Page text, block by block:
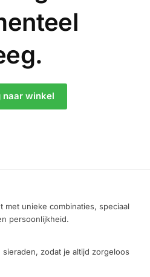
naar winkel
met unieke combinaties, speciaal
persoonlijkheid.
zodat je altijd zorgeloos